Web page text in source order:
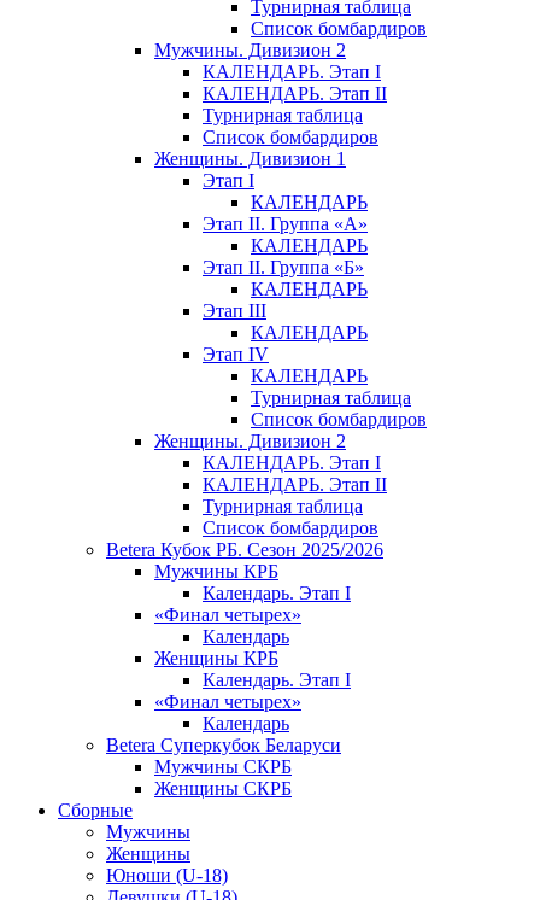
Турнирная таблица
Список бомбардиров
Мужчины. Дивизион 2
КАЛЕНДАРЬ. Этап I
КАЛЕНДАРЬ. Этап II
Турнирная таблица
Список бомбардиров
Женщины. Дивизион 1
Этап I
КАЛЕНДАРЬ
Этап II. Группа «А»
КАЛЕНДАРЬ
Этап II. Группа «Б»
КАЛЕНДАРЬ
Этап III
КАЛЕНДАРЬ
Этап IV
КАЛЕНДАРЬ
Турнирная таблица
Список бомбардиров
Женщины. Дивизион 2
КАЛЕНДАРЬ. Этап I
КАЛЕНДАРЬ. Этап II
Турнирная таблица
Список бомбардиров
Betera Кубок РБ. Сезон 2025/2026
Мужчины КРБ
Календарь. Этап I
«Финал четырех»
Календарь
Женщины КРБ
Календарь. Этап I
«Финал четырех»
Календарь
Betera Суперкубок Беларуси
Мужчины СКРБ
Женщины СКРБ
Сборные
Мужчины
Женщины
Юноши (U-18)